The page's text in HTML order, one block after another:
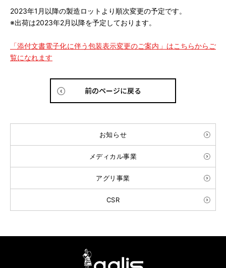
2023年1月以降の製造ロットより順次変更の予定です。
※出荷は2023年2月以降を予定しております。
「添付文書電子化に伴う包装表示変更のご案内」はこちらからご
覧になれます
前のページに戻る
お知らせ
メディカル事業
アグリ事業
CSR